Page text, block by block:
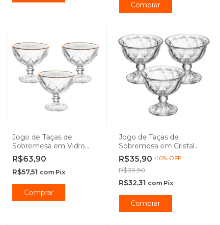
Comprar
Jogo de Taças de
Sobremesa em Vidro
Diamond Fio de Ouro
250mL - Lyor
R$63,90
R$57,51 com Pix
Comprar
Jogo de Taças de
Sobremesa em Cristal
Diamond 180mL - Lyor
R$35,90 -10% OFF
R$39,90
R$32,31 com Pix
Comprar